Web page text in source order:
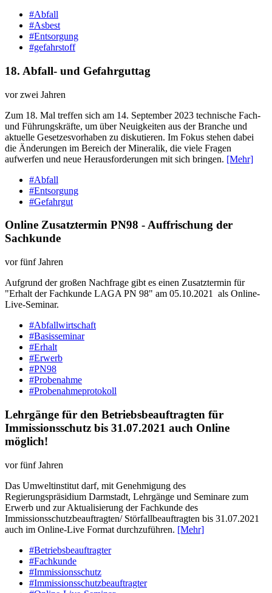
#Abfall
#Asbest
#Entsorgung
#gefahrstoff
18. Abfall-​ und Gefahrguttag
vor zwei Jahren
Zum 18. Mal treffen sich am 14. September 2023 technische Fach-
und Führungskräfte, um über Neuigkeiten aus der Branche und
aktuelle Gesetzesvorhaben zu diskutieren. Im Fokus stehen dabei
die Änderungen im Bereich der Mineralik, die viele Fragen
aufwerfen und neue Herausforderungen mit sich bringen. [Mehr]
#Abfall
#Entsorgung
#Gefahrgut
Online Zusatztermin PN98 - Auffrischung der
Sachkunde
vor fünf Jahren
Aufgrund der großen Nachfrage gibt es einen Zusatztermin für
"Erhalt der Fachkunde LAGA PN 98" am 05.10.2021 als Online-
Live-Seminar.
#Abfallwirtschaft
#Basisseminar
#Erhalt
#Erwerb
#PN98
#Probenahme
#Probenahmeprotokoll
Lehrgänge für den Betriebsbeauftragten für
Immissionsschutz bis 31.07.2021 auch Online
möglich!
vor fünf Jahren
Das Umweltinstitut darf, mit Genehmigung des
Regierungspräsidium Darmstadt, Lehrgänge und Seminare zum
Erwerb und zur Aktualisierung der Fachkunde des
Immissionsschutzbeauftragten/ Störfallbeauftragten bis 31.07.2021
auch im Online-Live Format durchzuführen. [Mehr]
#Betriebsbeauftragter
#Fachkunde
#Immissionsschutz
#Immissionsschutzbeauftragter